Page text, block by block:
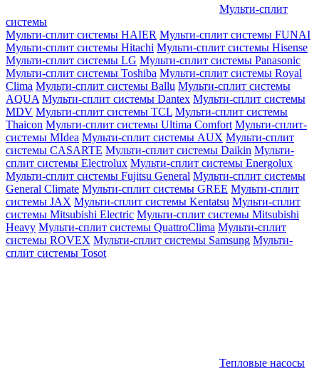
Мульти-сплит
системы
Мульти-сплит системы HAIER Мульти-сплит системы FUNAI
Мульти-сплит системы Hitachi Мульти-сплит системы Hisense
Мульти-сплит системы LG Мульти-сплит системы Panasonic
Мульти-сплит системы Toshiba Мульти-сплит системы Royal
Clima Мульти-сплит системы Ballu Мульти-сплит системы
AQUA Мульти-сплит системы Dantex Мульти-сплит системы
MDV Мульти-сплит системы TCL Мульти-сплит системы
Thaicon Мульти-сплит системы Ultima Comfort Мульти-сплит-
системы MIdea Мульти-сплит системы AUX Мульти-сплит
системы CASARTE Мульти-сплит системы Daikin Мульти-
сплит системы Electrolux Мульти-сплит системы Energolux
Мульти-сплит системы Fujitsu General Мульти-сплит системы
General Climate Мульти-сплит системы GREE Мульти-сплит
системы JAX Мульти-сплит системы Kentatsu Мульти-сплит
системы Mitsubishi Electric Мульти-сплит системы Mitsubishi
Heavy Мульти-сплит системы QuattroClima Мульти-сплит
системы ROVEX Мульти-сплит системы Samsung Мульти-
сплит системы Tosot
Тепловые насосы